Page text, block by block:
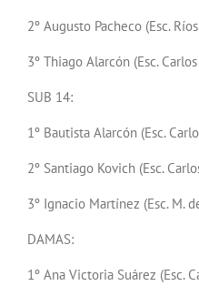
2º Augusto Pacheco (Esc.
3º Thiago Alarcón (Esc.
SUB 14:
1º Bautista Alarcón (Esc.
2º Santiago Kovich (Esc.
3º Ignacio Martínez (Esc. M.
DAMAS:
1º Ana Victoria Suárez (Esc.